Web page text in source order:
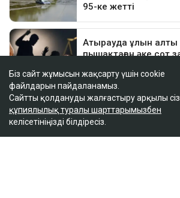
Біз сайт жұмысын жақсарту үшін cookie
файлдарын пайдаланамыз.
Сайтты қолдануды жалғастыру арқылы сіз
құпиялылық туралы шарттарымызбен
келісетініңізді білдіресіз.